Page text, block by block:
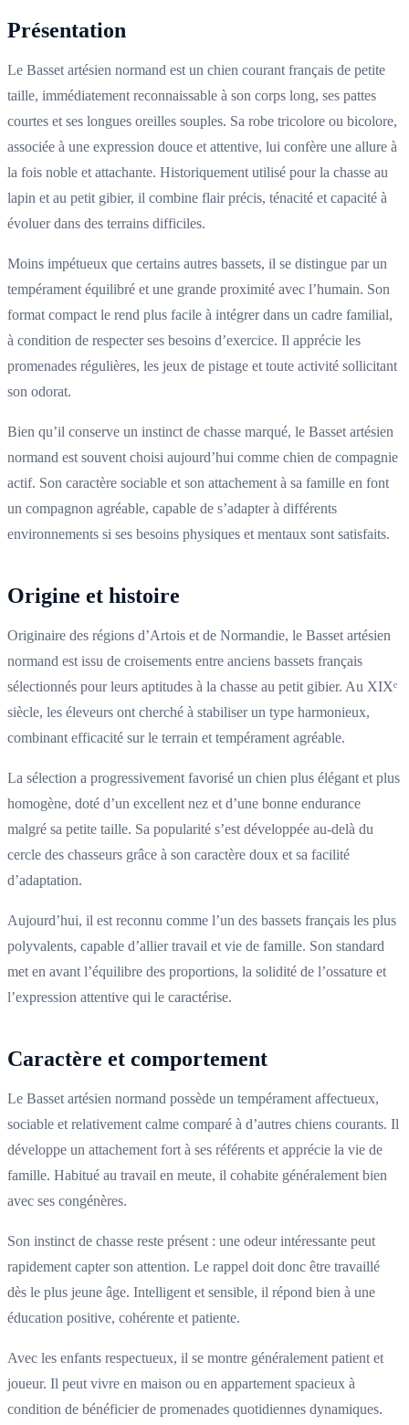
Présentation
Le Basset artésien normand est un chien courant français de petite
taille, immédiatement reconnaissable à son corps long, ses pattes
courtes et ses longues oreilles souples. Sa robe tricolore ou bicolore,
associée à une expression douce et attentive, lui confère une allure à
la fois noble et attachante. Historiquement utilisé pour la chasse au
lapin et au petit gibier, il combine flair précis, ténacité et capacité à
évoluer dans des terrains difficiles.
Moins impétueux que certains autres bassets, il se distingue par un
tempérament équilibré et une grande proximité avec l’humain. Son
format compact le rend plus facile à intégrer dans un cadre familial,
à condition de respecter ses besoins d’exercice. Il apprécie les
promenades régulières, les jeux de pistage et toute activité sollicitant
son odorat.
Bien qu’il conserve un instinct de chasse marqué, le Basset artésien
normand est souvent choisi aujourd’hui comme chien de compagnie
actif. Son caractère sociable et son attachement à sa famille en font
un compagnon agréable, capable de s’adapter à différents
environnements si ses besoins physiques et mentaux sont satisfaits.
Origine et histoire
Originaire des régions d’Artois et de Normandie, le Basset artésien
normand est issu de croisements entre anciens bassets français
sélectionnés pour leurs aptitudes à la chasse au petit gibier. Au XIXᵉ
siècle, les éleveurs ont cherché à stabiliser un type harmonieux,
combinant efficacité sur le terrain et tempérament agréable.
La sélection a progressivement favorisé un chien plus élégant et plus
homogène, doté d’un excellent nez et d’une bonne endurance
malgré sa petite taille. Sa popularité s’est développée au-delà du
cercle des chasseurs grâce à son caractère doux et sa facilité
d’adaptation.
Aujourd’hui, il est reconnu comme l’un des bassets français les plus
polyvalents, capable d’allier travail et vie de famille. Son standard
met en avant l’équilibre des proportions, la solidité de l’ossature et
l’expression attentive qui le caractérise.
Caractère et comportement
Le Basset artésien normand possède un tempérament affectueux,
sociable et relativement calme comparé à d’autres chiens courants. Il
développe un attachement fort à ses référents et apprécie la vie de
famille. Habitué au travail en meute, il cohabite généralement bien
avec ses congénères.
Son instinct de chasse reste présent : une odeur intéressante peut
rapidement capter son attention. Le rappel doit donc être travaillé
dès le plus jeune âge. Intelligent et sensible, il répond bien à une
éducation positive, cohérente et patiente.
Avec les enfants respectueux, il se montre généralement patient et
joueur. Il peut vivre en maison ou en appartement spacieux à
condition de bénéficier de promenades quotidiennes dynamiques.